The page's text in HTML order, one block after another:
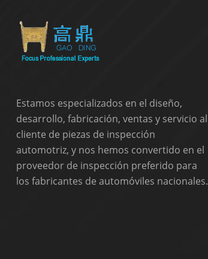
Estamos especializados en el diseño,
desarrollo, fabricación, ventas y servicio al
cliente de piezas de inspección
automotriz, y nos hemos convertido en el
proveedor de inspección preferido para
los fabricantes de automóviles nacionales.